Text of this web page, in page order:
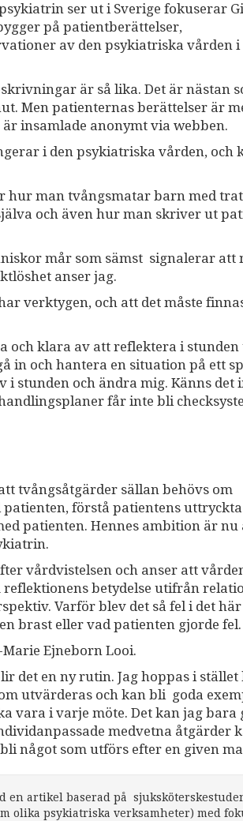
ser ut i Sverige fokuserar
på patientberättelser,
av den psykiatriska vården i
är så lika. Det är nästan
Men patienternas berättelser är
insamlade anonymt via webben.
i den psykiatriska vården, och
hur man tvångsmatar barn med
och även hur man skriver ut
mår som sämst signalerar att
anser jag.
verktygen, och att det måste
och klara av att reflektera i
in och hantera en situation på ett
stunden och ändra mig. Känns det
får inte bli
tvångsåtgärder sällan behövs om
förstå patientens
patienten. Hennes ambition är nu
vårdvistelsen och anser att
betydelse utifrån
Varför blev det så fel i det
brast eller vad patienten gjorde fel.
Ejneborn Looi.
det en ny rutin. Jag hoppas i stället
utvärderas och kan bli goda
vara i varje möte. Det kan jag bara
medvetna åtgärder
något som utförs efter en given
en artikel baserad på
olika psykiatriska verksamheter) med